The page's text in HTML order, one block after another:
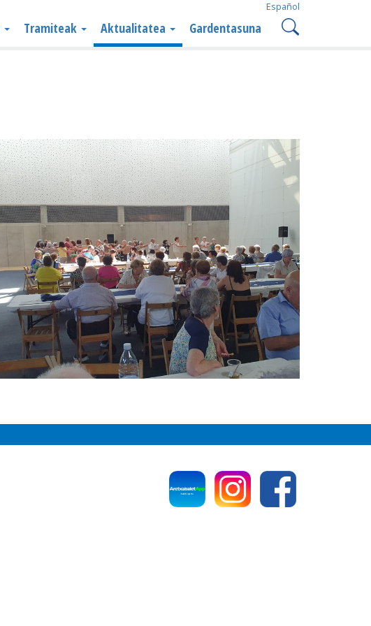
Español
Tramiteak Aktualitatea Gardentasuna